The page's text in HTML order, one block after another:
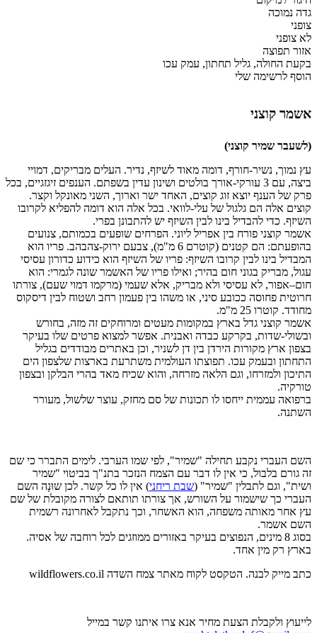
גדה נמוכה
צופני
לא צופני
אזור תפוצה
בקעת החולה, גליל תחתון, עמק עכו
הוסף לרשימה שלי
אשמר קוצני
(לשעבר שמיר קוצני)
עץ נמוך, נשיר-חורף, דומה מאוד לשיזף, נדיר. העלים מבריקים, דמויי
ביצה, עם 3 עורקי-אורך בולטים ושינון עדין בשפתם. הענפים זיגזגיים, בכל
פרק של הענף יוצא זוג קוצים, האחד ישר וארוך, השני מאונקל וקצר.
קוצים אלה הם גלגול של עלי-לוואי. בכל אלה הוא דומה להפליא לקרובו
השיזף. כדי להבדיל בינו לבין השיזף יש להתבונן בפרי.
אשמר קוצני פורח בין אפריל ליוני. הפרחים שופעים בכמותם, צנועים
בהופעתם: הם קטנים (קוטרם 6 מ"מ), צבעם ירוק-צהבהב. פריו הוא
המבדיל בינו לבין קרובו השיזף: פריו של השיזף הוא כידוע כדורון עסיסי
עגול, מבריק בגוני חום בהיר; ואילו פריו של האשמר שונה לגמרי: הוא
חום–אפור, לא עסיסי ולא מבריק, אלא שעמי (מרקמו דמוי שעם), צורתו
חרוטית פחוסה ככובע סיני, או משהו בין פעמון רחב ושטוח לבין דיסקוס
מחודד. קוטרו 25 מ"מ.
אשמר קוצני גדל בארץ במקומות מעטים ומרוחקים זה מזה, בחורש
ובשולי-שדות, בקרקע כבדה ואבנית. אפשר למצוא פרטים שלו בעיקר
בצפון ארץ מקורות הירדן בין דן לשניר, וכן באתרים מבודדים בגליל
התחתון ובעמק עכו. תפוצתו העולמית משתרעת בארצות שלצפון הים
התיכון ולמזרחו, וגם הלאה מזרחה, והוא שכיח מאד בהרי הבלקן ובצפון
טורקיה.
ברפואה עממית ייחסו לו תכונות של סם מחזק, עוצר שלשול, מעורר
השתנה.
השם העברי נקבע תחילה "שמיר", לפי שמו הערבי. לימים התברר כי שם
זה גורם בלבול, כי אין לו דבר עם הצמח הנזכר בתנ"ך בביטוי "שמיר
ושית", וגם לתבלין "שמיר" (שבת ריחני) אין לו כל קשר. לכן שוּנָה השם
העברי כך שישמור על השורש, אך צורתו תותאם לצורה מקובלת של שם
עץ אחר מאותה משפחה, הוא האשחר, וכך נתקבל לאחרונה רשמית
השם אשמר.
בסוג 8 מינים, הנפוצים בעיקר באזורים ממוזגים לכל רוחבה של אסיה.
בארץ רק מין אחד.
כתב מייק לבנה. הטקסט לקוח מאתר צמח השדה wildflowers.co.il
לייעוץ ולקבלת הצעת מחיר אנא צרו איתנו קשר במייל